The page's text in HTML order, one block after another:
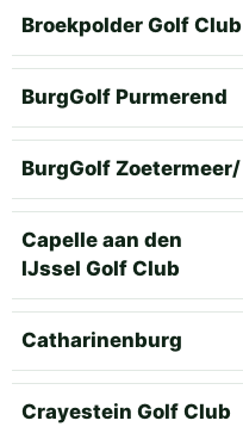
Broekpolder Golf Club
BurgGolf Purmerend
BurgGolf Zoetermeer/
Capelle aan den
IJssel Golf Club
Catharinenburg
Crayestein Golf Club